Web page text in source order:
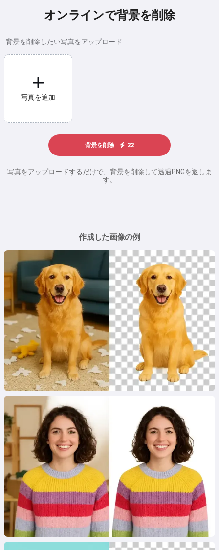
オンラインで背景を削除
背景を削除したい写真をアップロード
写真を追加
背景を削除 22
写真をアップロードするだけで、背景を削除して透過PNGを返しま
す。
作成した画像の例